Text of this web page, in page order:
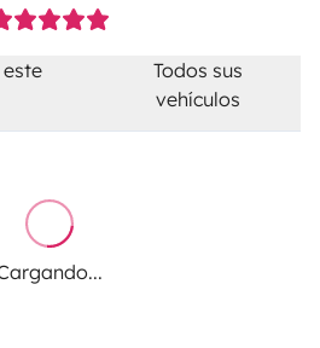
Todos sus
vehículos